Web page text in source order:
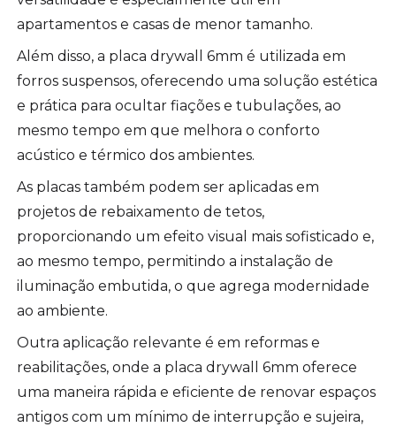
apartamentos e casas de menor tamanho.
Além disso, a placa drywall 6mm é utilizada em
forros suspensos, oferecendo uma solução estética
e prática para ocultar fiações e tubulações, ao
mesmo tempo em que melhora o conforto
acústico e térmico dos ambientes.
As placas também podem ser aplicadas em
projetos de rebaixamento de tetos,
proporcionando um efeito visual mais sofisticado e,
ao mesmo tempo, permitindo a instalação de
iluminação embutida, o que agrega modernidade
ao ambiente.
Outra aplicação relevante é em reformas e
reabilitações, onde a placa drywall 6mm oferece
uma maneira rápida e eficiente de renovar espaços
antigos com um mínimo de interrupção e sujeira,